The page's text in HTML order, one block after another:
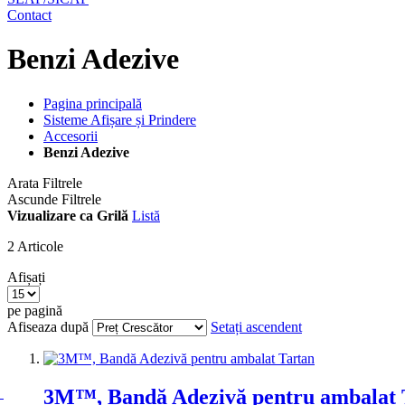
Contact
Benzi Adezive
Pagina principală
Sisteme Afișare și Prindere
Accesorii
Benzi Adezive
Arata Filtrele
Ascunde Filtrele
Vizualizare ca Grilă Listă
2 Articole
Afișați
pe pagină
Afiseaza după
Setați ascendent
3M™, Bandă Adezivă pentru ambalat